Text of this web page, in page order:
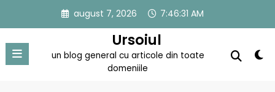
conținut
august 7, 2026 7:46:31 AM
Ursoiul
un blog general cu articole din toate
domeniile